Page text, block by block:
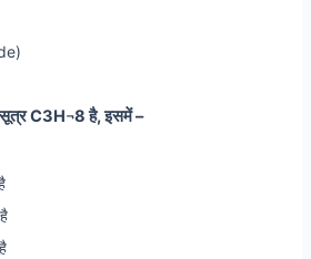
सूत्र C3H¬8 है, इसमें –